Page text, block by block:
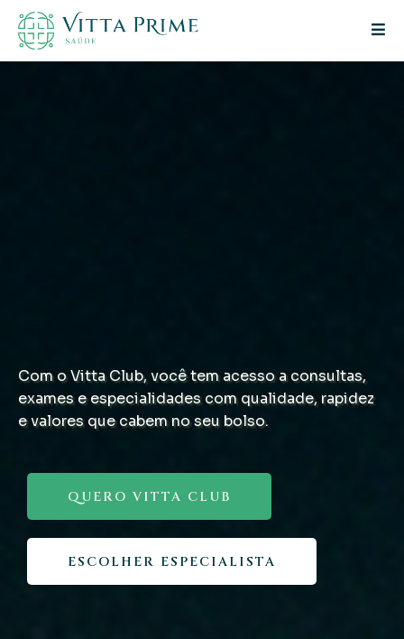
Com o Vitta Club, você tem acesso a consultas,
exames e especialidades com qualidade, rapidez
e valores que cabem no seu bolso.
QUERO VITTA CLUB
ESCOLHER ESPECIALISTA